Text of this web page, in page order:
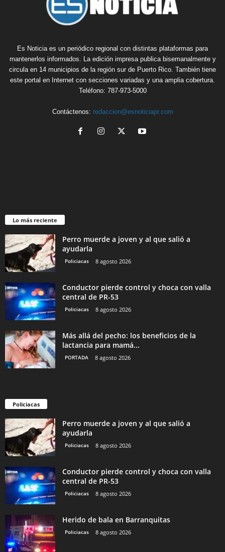
Es Noticia es un periódico regional con distintas plataformas para
mantenerlos informados. La edición impresa publica bisemanalmente y
circula en 14 municipios de la región sur de Puerto Rico. También tiene
este portal en Internet con secciones variadas y una amplia cobertura.
Teléfono: 787-973-5000
Contáctenos: redaccion@esnoticiapr.com
Lo más reciente
Perro muerde a joven y al que salió a
ayudarla
Policiacas 8 agosto 2026
Conductor pierde control y choca con valla
central de PR-53
Policiacas 8 agosto 2026
Más allá del pecho: los beneficios de la
lactancia para mamá...
PORTADA 8 agosto 2026
Policiacas
Perro muerde a joven y al que salió a
ayudarla
Policiacas 8 agosto 2026
Conductor pierde control y choca con valla
central de PR-53
Policiacas 8 agosto 2026
Herido de bala en Barranquitas
Policiacas 8 agosto 2026